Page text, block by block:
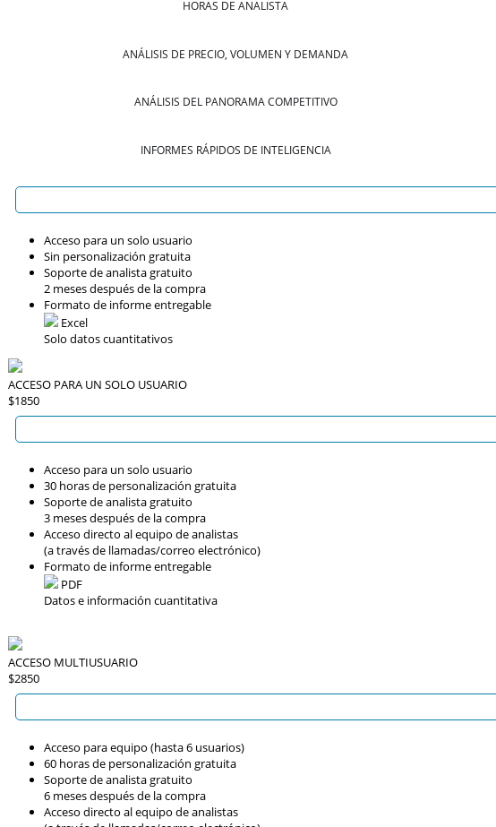
HORAS DE ANALISTA
ANÁLISIS DE PRECIO, VOLUMEN Y DEMANDA
ANÁLISIS DEL PANORAMA COMPETITIVO
INFORMES RÁPIDOS DE INTELIGENCIA
Acceso para un solo usuario
Sin personalización gratuita
Soporte de analista gratuito
2 meses después de la compra
Formato de informe entregable
Excel
Solo datos cuantitativos
ACCESO PARA UN SOLO USUARIO
$1850
Acceso para un solo usuario
30 horas de personalización gratuita
Soporte de analista gratuito
3 meses después de la compra
Acceso directo al equipo de analistas
(a través de llamadas/correo electrónico)
Formato de informe entregable
PDF
Datos e información cuantitativa
ACCESO MULTIUSUARIO
$2850
Acceso para equipo (hasta 6 usuarios)
60 horas de personalización gratuita
Soporte de analista gratuito
6 meses después de la compra
Acceso directo al equipo de analistas